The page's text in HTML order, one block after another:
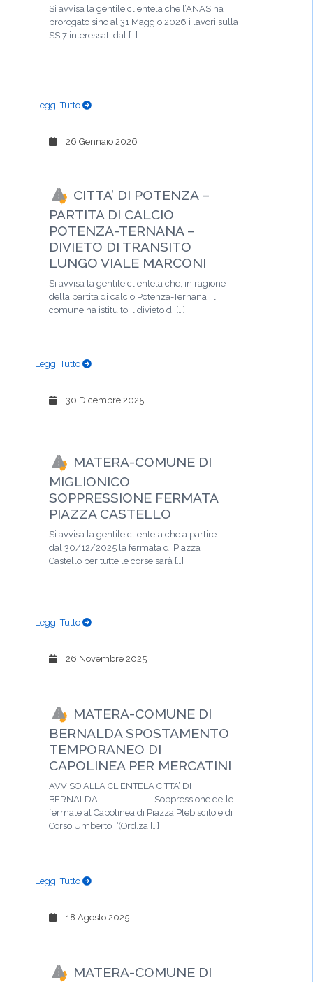
Si avvisa la gentile clientela che l’ANAS ha
prorogato sino al 31 Maggio 2026 i lavori sulla
SS.7 interessati dal […]
Leggi Tutto
26 Gennaio 2026
CITTA’ DI POTENZA –
PARTITA DI CALCIO
POTENZA-TERNANA –
DIVIETO DI TRANSITO
LUNGO VIALE MARCONI
Si avvisa la gentile clientela che, in ragione
della partita di calcio Potenza-Ternana, il
comune ha istituito il divieto di […]
Leggi Tutto
30 Dicembre 2025
MATERA-COMUNE DI
MIGLIONICO
SOPPRESSIONE FERMATA
PIAZZA CASTELLO
Si avvisa la gentile clientela che a partire
dal 30/12/2025 la fermata di Piazza
Castello per tutte le corse sarà […]
Leggi Tutto
26 Novembre 2025
MATERA-COMUNE DI
BERNALDA SPOSTAMENTO
TEMPORANEO DI
CAPOLINEA PER MERCATINI
AVVISO ALLA CLIENTELA CITTA’ DI
BERNALDA Soppressione delle
fermate al Capolinea di Piazza Plebiscito e di
Corso Umberto I°(Ord.za […]
Leggi Tutto
18 Agosto 2025
MATERA-COMUNE DI